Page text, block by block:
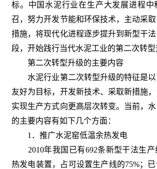
标。中国水泥行业在生产大发展进程中
召，努力开发节能和环保技术，主动采
措施，将现代化进程逐步提升到新型干
段，开始践行当代水泥工业的第二次转型
第二次转型升级的主要内容
水泥行业第二次转型升级的特征是以
友好为目标，开发新技术、采取新措施，
实现生产方式向更高层次转变。当前，
的主要内容有如下几个方面：
1．推广水泥窑低温余热发电
2010年我国已有692条新型干法生产
热发电装置，占可设置生产线的75%；